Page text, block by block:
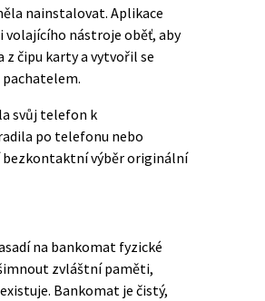
nainstalovat. Aplikace
volajícího nástroje oběť, aby
čipu karty a vytvořil se
svůj telefon k
po telefonu nebo
bezkontaktní výběr originální
na bankomat fyzické
zvláštní paměti,
Bankomat je čistý,